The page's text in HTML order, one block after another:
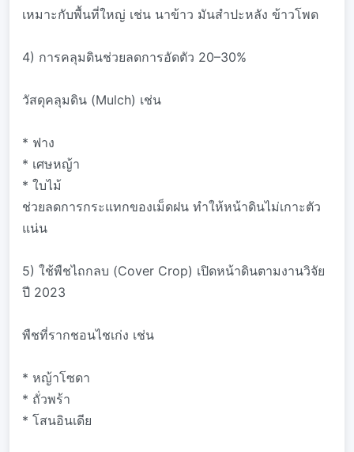
เหมาะกับพื้นที่ใหญ่ เช่น นาข้าว มันสำปะหลัง ข้าวโพด
4) การคลุมดินช่วยลดการอัดตัว 20–30%
วัสดุคลุมดิน (Mulch) เช่น
* ฟาง
* เศษหญ้า
* ใบไม้
ช่วยลดการกระแทกของเม็ดฝน ทำให้หน้าดินไม่เกาะตัว
แน่น
5) ใช้พืชไถกลบ (Cover Crop) เปิดหน้าดินตามงานวิจัย
ปี 2023
พืชที่รากชอนไชเก่ง เช่น
* หญ้าโซดา
* ถั่วพร้า
* โสนอินเดีย